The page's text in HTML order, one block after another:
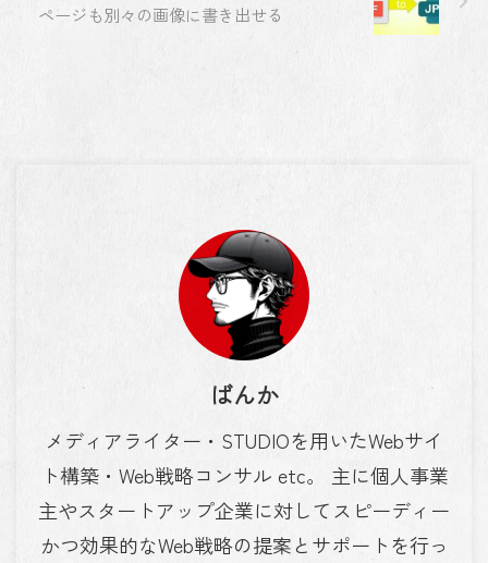
ページも別々の画像に書き出せる
ばんか
メディアライター・STUDIOを用いたWebサイ
ト構築・Web戦略コンサル etc。 主に個人事業
主やスタートアップ企業に対してスピーディー
かつ効果的なWeb戦略の提案とサポートを行っ